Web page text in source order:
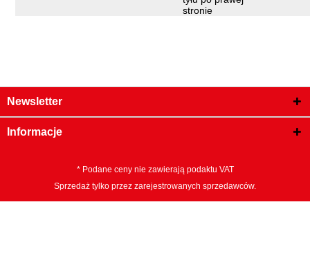
stronie
Newsletter
Informacje
* Podane ceny nie zawierają podaktu VAT
Sprzedaż tylko przez zarejestrowanych sprzedawców.